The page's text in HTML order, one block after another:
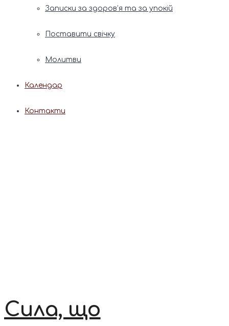
Записки за здоров’я та за упокій
Поставити свічку
Молитви
Календар
Контакти
Сила, що